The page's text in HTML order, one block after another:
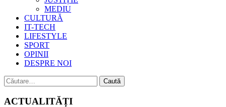
MEDIU
CULTURĂ
IT-TECH
LIFESTYLE
SPORT
OPINII
DESPRE NOI
Caută
după:
ACTUALITĂȚI